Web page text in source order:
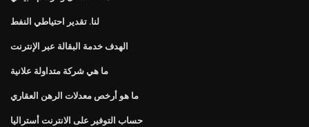
لنا. تقدير احتياطي النفط
الهدف خدمة البقالة عبر الإنترنت
ما هي شركة متداولة علانية
ما هو أرخص معدلات الرهن العقاري
حساب التوفير على الانترنت أستراليا